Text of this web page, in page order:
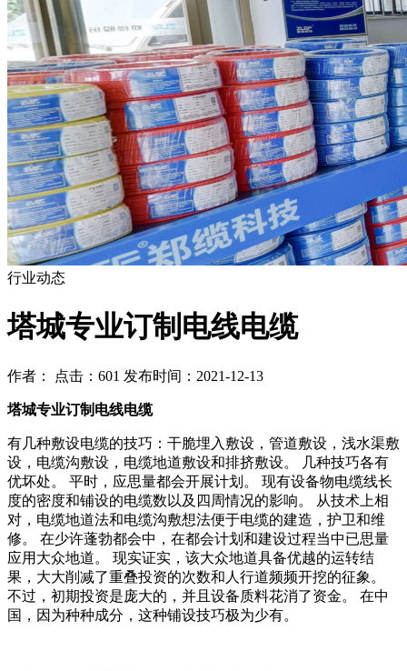
行业动态
塔城专业订制电线电缆
作者： 点击：601 发布时间：2021-12-13
塔城专业订制电线电缆
有几种敷设电缆的技巧：干脆埋入敷设，管道敷设，浅水渠敷
设，电缆沟敷设，电缆地道敷设和排挤敷设。 几种技巧各有
优坏处。 平时，应思量都会开展计划。 现有设备物电缆线长
度的密度和铺设的电缆数以及四周情况的影响。 从技术上相
对，电缆地道法和电缆沟敷想法便于电缆的建造，护卫和维
修。 在少许蓬勃都会中，在都会计划和建设过程当中已思量
应用大众地道。 现实证实，该大众地道具备优越的运转结
果，大大削减了重叠投资的次数和人行道频频开挖的征象。
不过，初期投资是庞大的，并且设备质料花消了资金。 在中
国，因为种种成分，这种铺设技巧极为少有。